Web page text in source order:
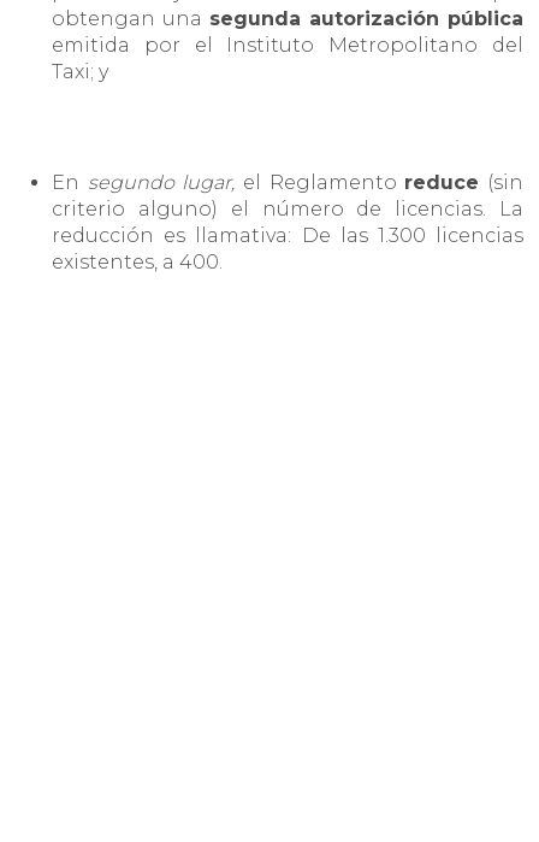
obtengan una segunda autorización pública
emitida por el Instituto Metropolitano del
Taxi; y
En segundo lugar, el Reglamento reduce (sin
criterio alguno) el número de licencias. La
reducción es llamativa: De las 1.300 licencias
existentes, a 400.